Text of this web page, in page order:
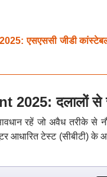
एसएससी जीडी
दलालों से
रहें जो अवैध तरीके से
टेस्ट (सीबीटी) के